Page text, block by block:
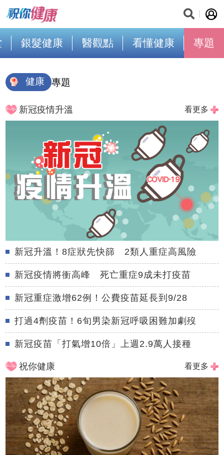
銀髮健康 醫觀點 看懂健康 專題
健康 專題
新冠疫情升溫 看更多
新冠升溫！8症狀先快篩 2類人重症高風險
新冠疫情將衝高峰 死亡重症9成未打疫苗
新冠重症激增62例！公費疫苗延長到9/28
打過4劑疫苗！6旬男染新冠呼吸困難加劇歿
新冠疫苗「打氣增10倍」上週2.9萬人接種
祝你健康 看更多